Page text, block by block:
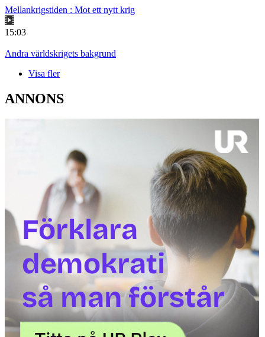
Mellankrigstiden : Mot ett nytt krig
15:03
Andra världskrigets bakgrund
Visa fler
ANNONS